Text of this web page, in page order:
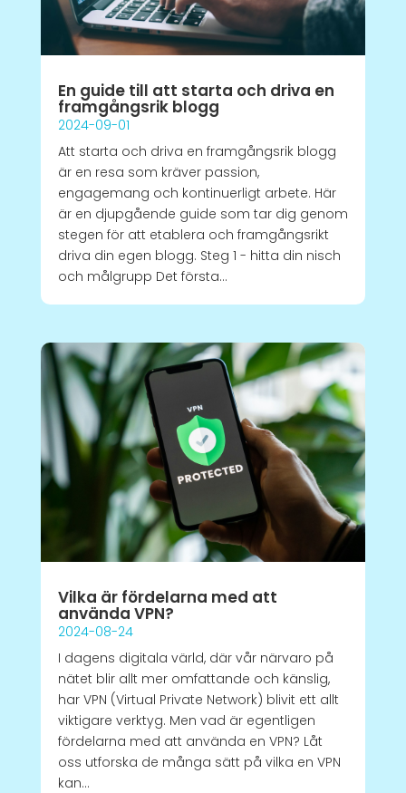
En guide till att starta och driva en
framgångsrik blogg
2024-09-01
Att starta och driva en framgångsrik blogg
är en resa som kräver passion,
engagemang och kontinuerligt arbete. Här
är en djupgående guide som tar dig genom
stegen för att etablera och framgångsrikt
driva din egen blogg. Steg 1 - hitta din nisch
och målgrupp Det första...
Vilka är fördelarna med att
använda VPN?
2024-08-24
I dagens digitala värld, där vår närvaro på
nätet blir allt mer omfattande och känslig,
har VPN (Virtual Private Network) blivit ett allt
viktigare verktyg. Men vad är egentligen
fördelarna med att använda en VPN? Låt
oss utforska de många sätt på vilka en VPN
kan...